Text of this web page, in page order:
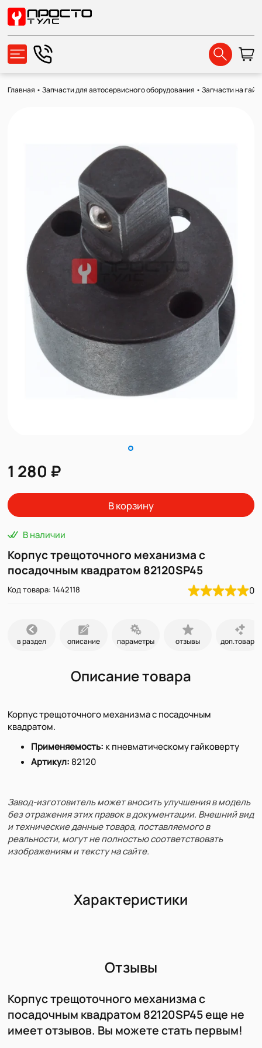
Главная •Запчасти для автосервисного оборудования •Запчасти на
1 280 ₽
В корзину
В наличии
Корпус трещоточного механизма с
посадочным квадратом 82120SP45
Код товара: 1442118 0
в раздел описание параметры отзывы доп.товары
Описание товара
Корпус трещоточного механизма с посадочным
квадратом.
Применяемость: к пневматическому гайковерту
Артикул: 82120
Завод-изготовитель может вносить улучшения в модель
без отражения этих правок в документации. Внешний вид
и технические данные товара, поставляемого в
реальности, могут не полностью соответствовать
изображениям и тексту на сайте.
Характеристики
Отзывы
Корпус трещоточного механизма с
посадочным квадратом 82120SP45 еще не
имеет отзывов. Вы можете стать первым!